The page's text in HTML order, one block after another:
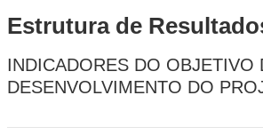
Estrutura de
INDICADORES DO OBJETIVO
DESENVOLVIMENTO DO